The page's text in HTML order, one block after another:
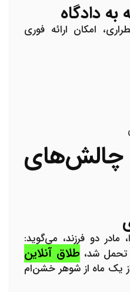
به دادگاه
امکان ارائه فوری
مادر دو فرزند، می‌گوید:
تحمل شد، طلاق آنلاین
یک ماه از شوهر خشن‌ام